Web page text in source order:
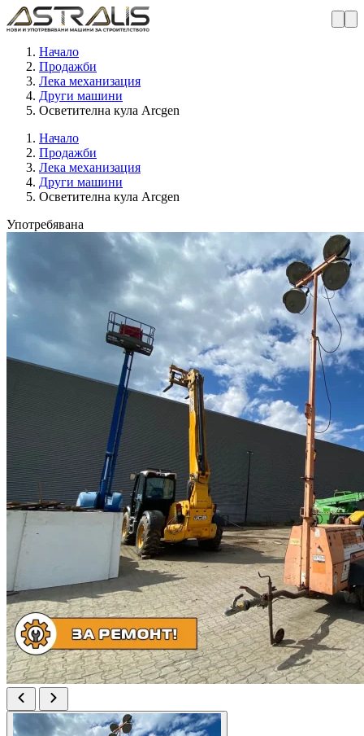
Начало
Продажби
Лека механизация
Други машини
Осветителна кула Arcgen
Начало
Продажби
Лека механизация
Други машини
Осветителна кула Arcgen
Употребявана